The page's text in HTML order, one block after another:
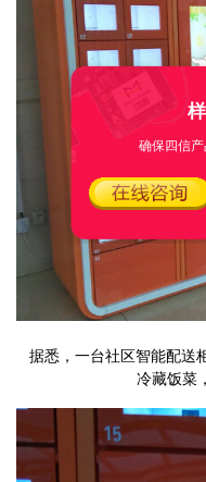
据悉，一台社区智能配送
冷藏饭菜
确保四信